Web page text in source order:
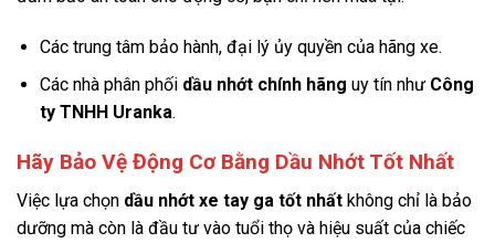
Các trung tâm bảo hành, đại lý ủy quyền của hãng xe.
Các nhà phân phối dầu nhớt chính hãng uy tín như Công
ty TNHH Uranka.
Hãy Bảo Vệ Động Cơ Bằng Dầu Nhớt Tốt Nhất
Việc lựa chọn dầu nhớt xe tay ga tốt nhất không chỉ là bảo
dưỡng mà còn là đầu tư vào tuổi thọ và hiệu suất của chiếc